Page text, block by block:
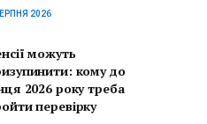
2026
можуть
кому до
2026 року треба
перевірку